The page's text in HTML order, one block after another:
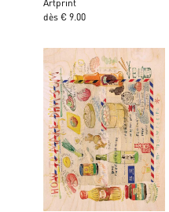
Artprint
dès € 9.00